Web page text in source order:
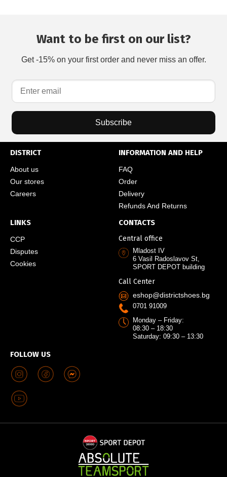
Want to be first on our list?
Get -15% on your first order and never miss an offer.
Subscribe
DISTRICT
About us
Our stores
Careers
INFORMATION AND HELP
FAQ
Order
Delivery
Refunds And Returns
LINKS
CCP
Disputes
Cookies
FOLLOW US
CONTACTS
Central office
Mladost IV
6 Vasil Radoslavov St,
SPORT DEPOT building
Call Center
eshop@districtshoes.bg
0701 91009
Monday – Friday:
08:30 – 18:30
Saturday: 09:30 – 13:30